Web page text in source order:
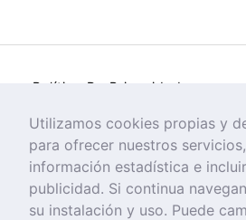
Política De Privacidad
Política de Cookies
Aviso Legal
Utilizamos cookies propias y
para ofrecer nuestros
información estadística e incluir
publicidad. Si continua
su instalación y uso. Puede